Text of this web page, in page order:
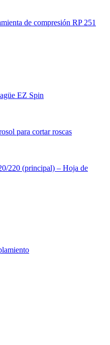
de compresión RP 251
EZ Spin
para cortar roscas
220 (principal) – Hoja de